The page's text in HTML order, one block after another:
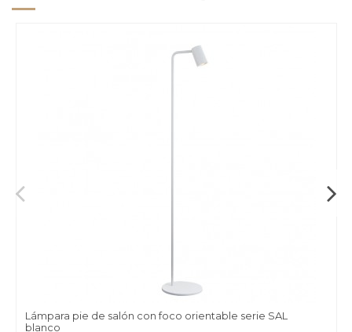
Lámpara pie de salón con foco orientable serie SAL
blanco